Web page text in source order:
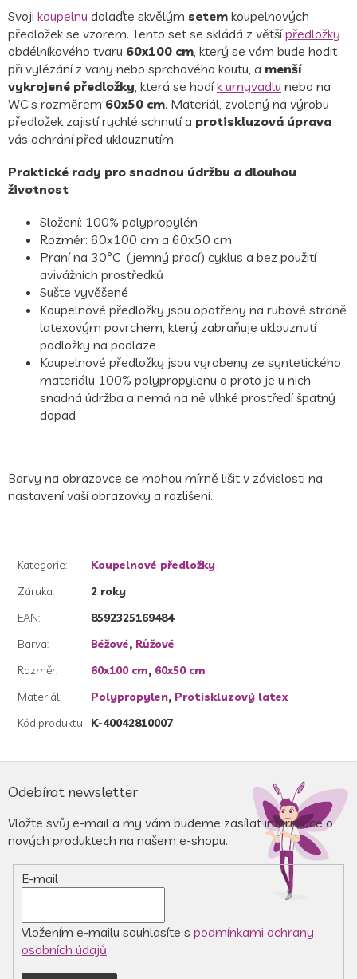
Svoji koupelnu dolaďte skvělým setem koupelnových
předložek se vzorem. Tento set se skládá z většípředložky
obdélníkového tvaru 60x100 cm, který se vám bude hodit
při vylézání z vany nebo sprchového koutu, a menší
vykrojené předložky, která se hodík umyvadlu nebo na
WC s rozměrem 60x50 cm. Materiál, zvolený na výrobu
předložek zajistí rychlé schnutí a protiskluzová úprava
vás ochrání před uklouznutím.
Praktické rady pro snadnou údržbu a dlouhou
životnost
Složení: 100% polypropylén
Rozměr: 60x100 cm a 60x50 cm
Praní na 30°C (jemný prací) cyklus a bez použití
avivážních prostředků
Sušte vyvěšené
Koupelnové předložky jsou opatřeny na rubové straně
latexovým povrchem, který zabraňuje uklouznutí
podložky na podlaze
Koupelnové předložky jsou vyrobeny ze syntetického
materiálu 100% polypropylenu a proto je u nich
snadná údržba a nemá na ně vlhké prostředí špatný
dopad
Barvy na obrazovce se mohou mírně lišit v závislosti na
nastavení vaší obrazovky a rozlišení.
Kategorie:
Koupelnové předložky
Záruka:
2 roky
EAN:
8592325169484
Barva: Béžové, Růžové
Rozměr: 60x100 cm, 60x50 cm
Materiál: Polypropylen, Protiskluzový latex
Kód produktu
K-40042810007
á
a
Odebírat newsletter
Vložte svůj e-mail a my vám budeme zasílat informace o
nových produktech na našem e-shopu.
E-mail
Vložením e-mailu souhlasíte s podmínkami ochrany
osobních údajů